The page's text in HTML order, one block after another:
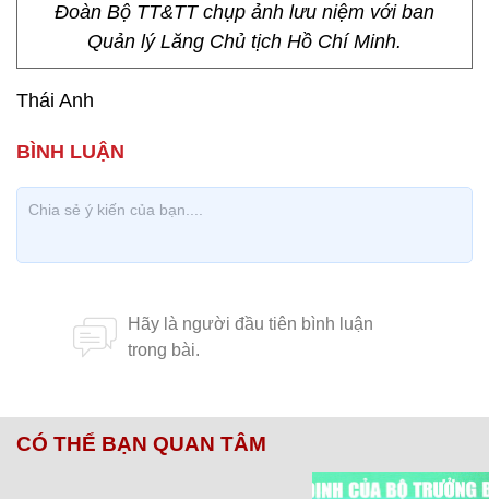
Đoàn Bộ TT&TT chụp ảnh lưu niệm với ban
Quản lý Lăng Chủ tịch Hồ Chí Minh.
Thái Anh
CÓ THỂ BẠN QUAN TÂM